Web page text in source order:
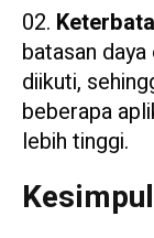
batasan
diikuti,
beberapa
lebih tinggi.